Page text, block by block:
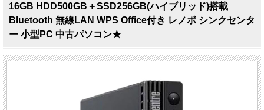
16GB HDD500GB＋SSD256GB(ハイブリッド)搭載
Bluetooth 無線LAN WPS Office付き レノボ シンクセンタ
ー 小型PC 中古パソコン★